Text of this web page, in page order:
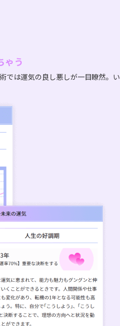
ゃう
では運気の良し悪しが一目瞭然。い